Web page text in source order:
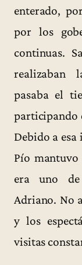
enterado,
por los
continuas.
realizaban
pasaba el
participando
Debido a
Pío mantuvo
era uno de
Adriano. No
y los
visitas